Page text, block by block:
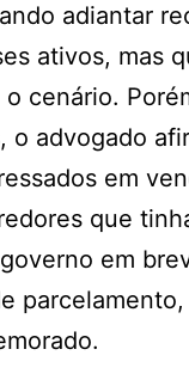
adiantar
ativos, mas
cenário.
o advogado
em
que
em